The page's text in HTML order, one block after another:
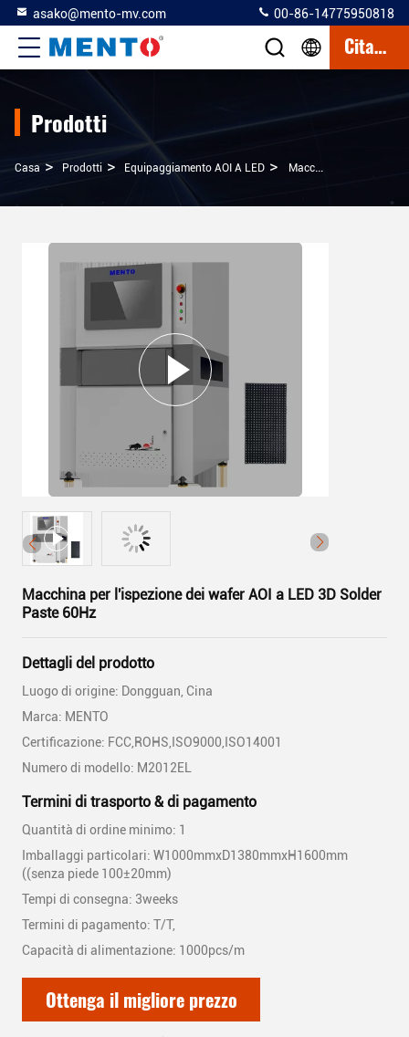
asako@mento-mv.com 00-86-14775950818
Citazione
Prodotti
Casa > Prodotti > Equipaggiamento AOI A LED > Macchina Per L'ispezione Dei Wafer AOI A LED 3D Solder Paste 60Hz
Macchina per l'ispezione dei wafer AOI a LED 3D Solder
Paste 60Hz
Dettagli del prodotto
Luogo di origine: Dongguan, Cina
Marca: MENTO
Certificazione: FCC,ROHS,ISO9000,ISO14001
Numero di modello: M2012EL
Termini di trasporto & di pagamento
Quantità di ordine minimo: 1
Imballaggi particolari: W1000mmxD1380mmxH1600mm
((senza piede 100±20mm)
Tempi di consegna: 3weeks
Termini di pagamento: T/T,
Capacità di alimentazione: 1000pcs/m
Ottenga il migliore prezzo